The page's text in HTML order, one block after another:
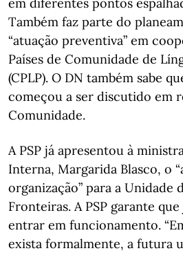
Também faz parte do
“atuação preventiva” em
Países de Comunidade de
(CPLP). O DN também sabe
começou a ser discutido em
Comunidade.
A PSP já apresentou à
Interna, Margarida Blasco, o
organização” para a Unidade
Fronteiras. A PSP garante
entrar em funcionamento.
exista formalmente, a futura